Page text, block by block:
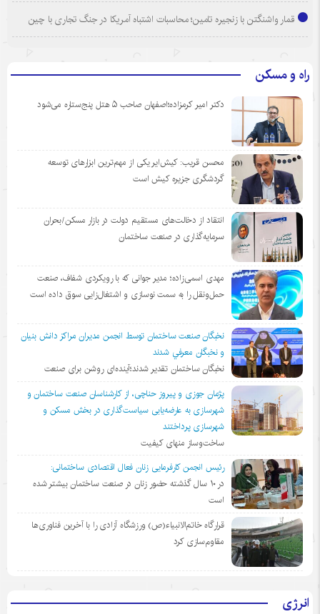
قمار واشنگتن با زنجیره تامین؛ محاسبات اشتباه آمریکا در جنگ تجاری با چین
راه و مسکن
دکتر امیر کرمزاده؛اصفهان صاحب ۵ هتل پنج‌ستاره می‌شود
محسن قریب: کیش‌ایر یکی از مهم‌ترین ابزارهای توسعه
گردشگری جزیره کیش است
انتقاد از دخالت‌های مستقیم دولت در بازار مسکن/بحران
سرمایه‌گذاری در صنعت ساختمان
مهدی اسمی‌زاده؛ مدیر جوانی که با رویکردی شفاف، صنعت
حمل‌ونقل را به سمت نوسازی و اشتغال‌زایی سوق داده است
نخبگان صنعت ساختمان توسط انجمن مديران مراكز دانش بنيان
و نخبگان معرفي شدند
نخبگان ساختمان تقدیر شدند؛آینده‌ای روشن برای صنعت
پژمان جوزی و پیروز حناچی، از کارشناسان صنعت ساختمان و
شهرسازی به عارضه‌یابی سیاست‌گذاری در بخش مسکن و
شهرسازی پرداختند
ساخت‌وساز منهای کیفیت
رئیس انجمن کارفرمایی زنان فعال اقتصادی ساختمانی:
در ١٠ سال گذشته حضور زنان در صنعت ساختمان بیشتر شده
است
قرارگاه خاتم‌الانبیاء(ص) ورزشگاه آزادی را با آخرین فناوری‌ها
مقاوم‌سازی کرد
انرژی